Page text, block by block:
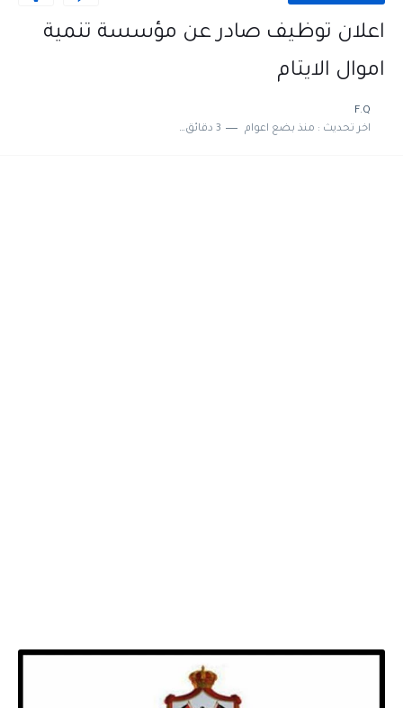
اعلان توظيف صادر عن مؤسسة تنمية
اموال الايتام
F.Q
اخر تحديث : منذ بضع اعوام 3 دقائق للقراءة